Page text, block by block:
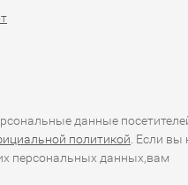
данные
политикой. Если вы
персональных данных,вам